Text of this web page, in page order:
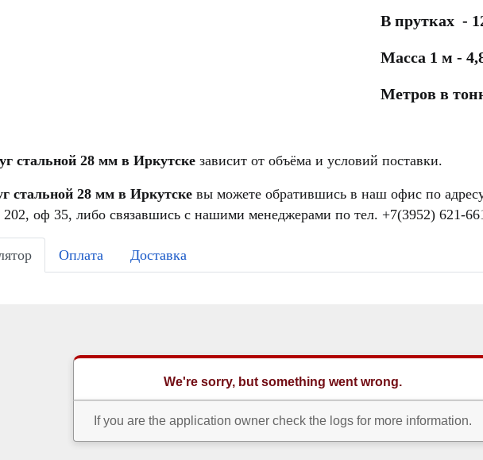
В прутках -
Масса 1 м -
Метров в
стальной 28 мм в Иркутске зависит от объёма и условий поставки.
стальной 28 мм в Иркутске вы можете обратившись в наш офис по
оф 35, либо связавшись с нашими менеджерами по тел. +7(3952) 621-
Оплата Доставка